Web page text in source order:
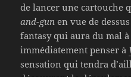
de lancer une cartouche
and-gun en vue de
fantasy qui aura du mal
immédiatement penser à
sensation qui tendra